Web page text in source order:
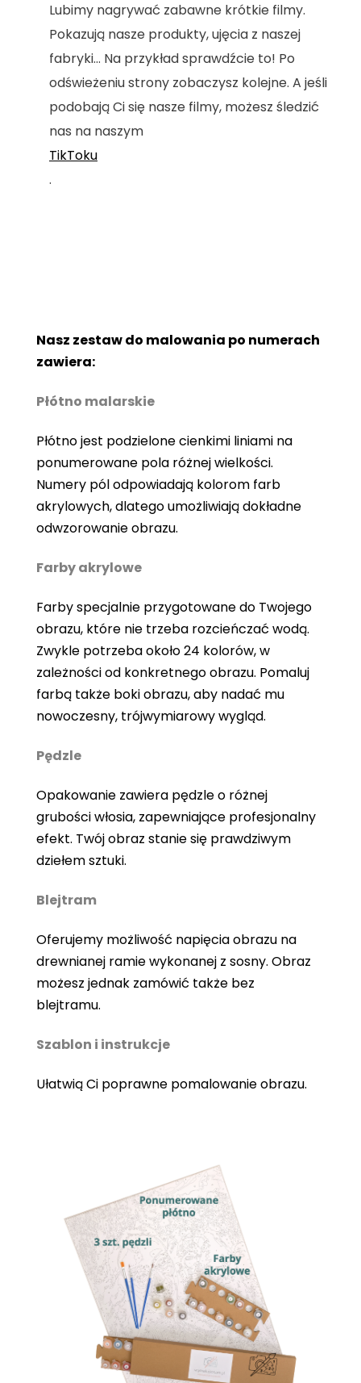
Lubimy nagrywać zabawne krótkie filmy.
Pokazują nasze produkty, ujęcia z naszej
fabryki... Na przykład sprawdźcie to! Po
odświeżeniu strony zobaczysz kolejne. A jeśli
podobają Ci się nasze filmy, możesz śledzić
nas na naszym
TikToku
.
Nasz zestaw do malowania po numerach
zawiera:
Płótno malarskie
Płótno jest podzielone cienkimi liniami na
ponumerowane pola różnej wielkości.
Numery pól odpowiadają kolorom farb
akrylowych, dlatego umożliwiają dokładne
odwzorowanie obrazu.
Farby akrylowe
Farby specjalnie przygotowane do Twojego
obrazu, które nie trzeba rozcieńczać wodą.
Zwykle potrzeba około 24 kolorów, w
zależności od konkretnego obrazu. Pomaluj
farbą także boki obrazu, aby nadać mu
nowoczesny, trójwymiarowy wygląd.
Pędzle
Opakowanie zawiera pędzle o różnej
grubości włosia, zapewniające profesjonalny
efekt. Twój obraz stanie się prawdziwym
dziełem sztuki.
Blejtram
Oferujemy możliwość napięcia obrazu na
drewnianej ramie wykonanej z sosny. Obraz
możesz jednak zamówić także bez
blejtramu.
Szablon i instrukcje
Ułatwią Ci poprawne pomalowanie obrazu.